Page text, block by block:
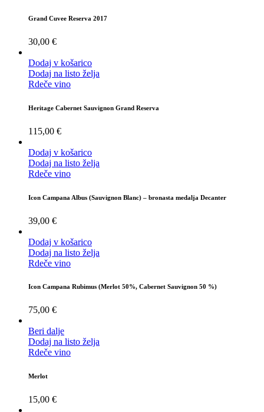
Grand Cuvee Reserva 2017
30,00 €
Dodaj v košarico
Dodaj na listo želja
Rdeče vino
Heritage Cabernet Sauvignon Grand Reserva
115,00 €
Dodaj v košarico
Dodaj na listo želja
Rdeče vino
Icon Campana Albus (Sauvignon Blanc) – bronasta medalja Decanter
39,00 €
Dodaj v košarico
Dodaj na listo želja
Rdeče vino
Icon Campana Rubimus (Merlot 50%, Cabernet Sauvignon 50 %)
75,00 €
Beri dalje
Dodaj na listo želja
Rdeče vino
Merlot
15,00 €